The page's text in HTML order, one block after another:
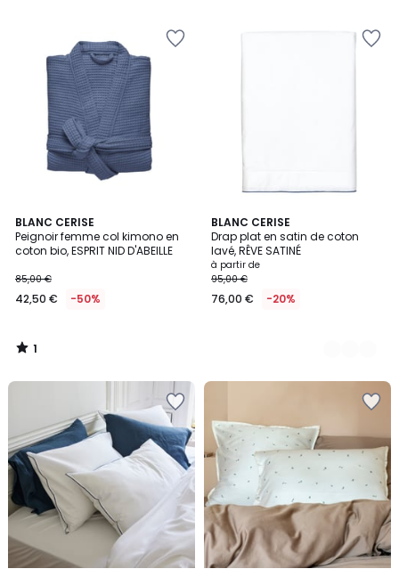
BLANC CERISE
Peignoir femme col kimono en
coton bio, ESPRIT NID D'ABEILLE
85,00 €
42,50 € -50%
1
/
5
1
/
BLANC CERISE
Drap plat en satin de coton
lavé, RÊVE SATINÉ
à partir de
95,00 €
76,00 € -20%
7
Couleurs